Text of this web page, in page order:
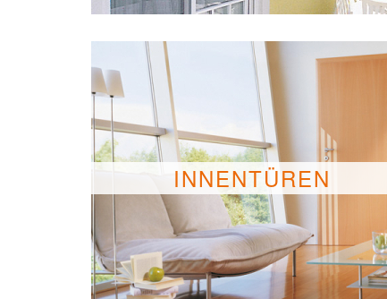
INNENTÜREN